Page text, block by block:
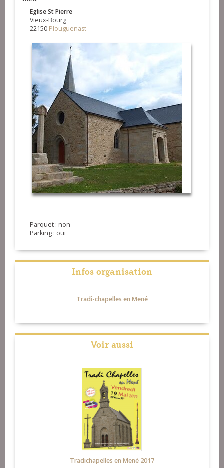
Eglise St Pierre
Vieux-Bourg
22150 Plouguenast
Parquet : non
Parking : oui
Infos organisation
Tradi-chapelles en Mené
Voir aussi
Tradichapelles en Mené 2017